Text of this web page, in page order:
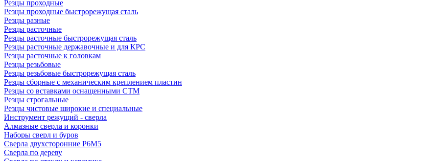
Резцы проходные
Резцы проходные быстрорежущая сталь
Резцы разные
Резцы расточные
Резцы расточные быстрорежущая сталь
Резцы расточные державочные и для КРС
Резцы расточные к головкам
Резцы резьбовые
Резцы резьбовые быстрорежущая сталь
Резцы сборные с механическим креплением пластин
Резцы со вставками оснащенными СТМ
Резцы строгальные
Резцы чистовые широкие и специальные
Инструмент режущий - сверла
Алмазные сверла и коронки
Наборы сверл и буров
Сверла двухсторонние Р6М5
Сверла по дереву